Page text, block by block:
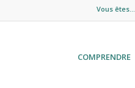
Vous êtes…
COMPRENDRE